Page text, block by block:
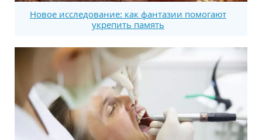
Новое исследование: как фантазии помогают
укрепить память